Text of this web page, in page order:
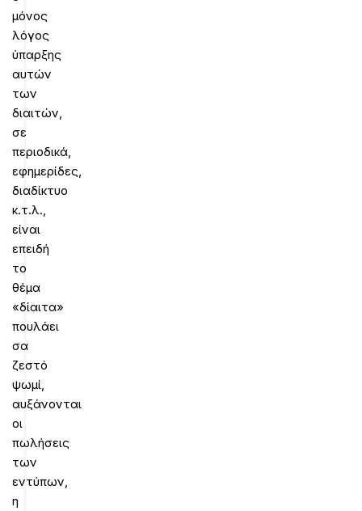
μόνος
λόγος
ύπαρξης
αυτών
των
διαιτών,
σε
περιοδικά,
εφημερίδες,
διαδίκτυο
κ.τ.λ.,
είναι
επειδή
το
θέμα
«δίαιτα»
πουλάει
σα
ζεστό
ψωμί,
αυξάνονται
οι
πωλήσεις
των
εντύπων,
η